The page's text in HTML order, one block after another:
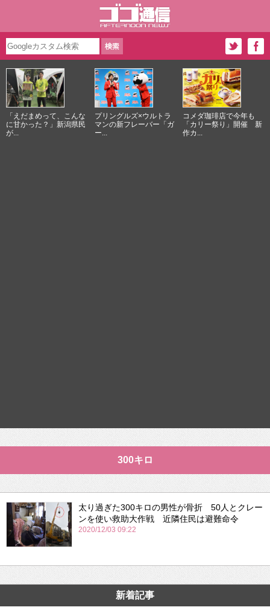
「えだまめって、こんな
に甘かった？」新潟県民
が...
プリングルズ×ウルトラ
マンの新フレーバー「ガ
ー...
コメダ珈琲店で今年も
「カリー祭り」開催 新
作カ...
300キロ
太り過ぎた300キロの男性が骨折 50人とクレー
ンを使い救助大作戦 近隣住民は避難命令
2020/12/03 09:22
新着記事